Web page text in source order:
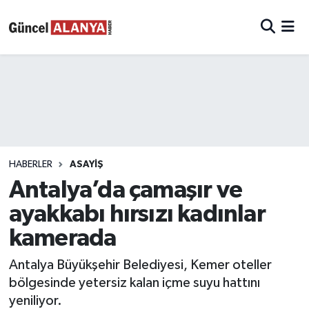
HABERLER ASAYIŞ
Antalya’da çamaşır ve
ayakkabı hırsızı kadınlar
kamerada
Antalya Büyükşehir Belediyesi, Kemer oteller
bölgesinde yetersiz kalan içme suyu hattını
yeniliyor.